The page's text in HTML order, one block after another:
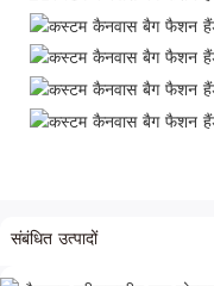
संबंधित उत्पादों